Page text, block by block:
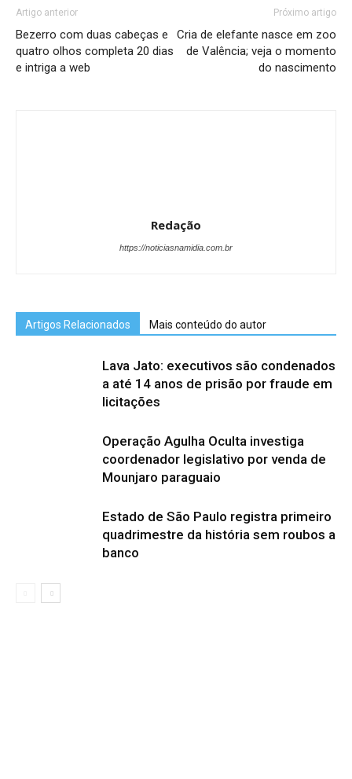
Artigo anterior
Bezerro com duas cabeças e
quatro olhos completa 20 dias
e intriga a web
Próximo artigo
Cria de elefante nasce em zoo
de Valência; veja o momento
do nascimento
Redação
https://noticiasnamidia.com.br
Artigos Relacionados Mais conteúdo do autor
Lava Jato: executivos são condenados
a até 14 anos de prisão por fraude em
licitações
Operação Agulha Oculta investiga
coordenador legislativo por venda de
Mounjaro paraguaio
Estado de São Paulo registra primeiro
quadrimestre da história sem roubos a
banco